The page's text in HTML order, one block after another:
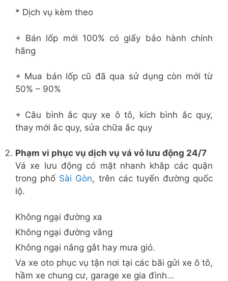
* Dịch vụ kèm theo
+ Bán lốp mới 100% có giấy bảo hành chính
hãng
+ Mua bán lốp cũ đã qua sử dụng còn mới từ
50% – 90%
+ Câu bình ắc quy xe ô tô, kích bình ắc quy,
thay mới ắc quy, sửa chữa ắc quy
Phạm vi phục vụ dịch vụ vá vỏ lưu động 24/7
Vá xe lưu động có mặt nhanh khắp các quận
trong phố Sài Gòn, trên các tuyến đường quốc
lộ.
Không ngại đường xa
Không ngại đường vắng
Không ngại nắng gắt hay mưa gió.
Va xe oto phục vụ tận nơi tại các bãi gửi xe ô tô,
hầm xe chung cư, garage xe gia đình…